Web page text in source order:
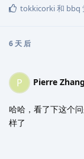
tokkicorki和 bbq
6 天 后
P Pierre Zhang
哈哈，看了下这个
样了